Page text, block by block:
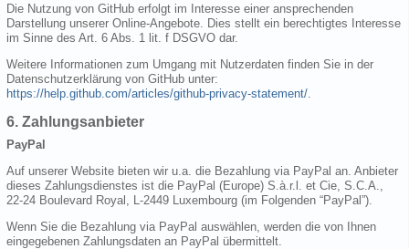
Die Nutzung von GitHub erfolgt im Interesse einer ansprechenden
Darstellung unserer Online-Angebote. Dies stellt ein berechtigtes Interesse
im Sinne des Art. 6 Abs. 1 lit. f DSGVO dar.
Weitere Informationen zum Umgang mit Nutzerdaten finden Sie in der
Datenschutzerklärung von GitHub unter:
https://help.github.com/articles/github-privacy-statement/
6. Zahlungsanbieter
PayPal
Auf unserer Website bieten wir u.a. die Bezahlung via PayPal an. Anbieter
dieses Zahlungsdienstes ist die PayPal (Europe) S.à.r.l. et Cie, S.C.A.,
22-24 Boulevard Royal, L-2449 Luxembourg (im Folgenden “PayPal”).
Wenn Sie die Bezahlung via PayPal auswählen, werden die von Ihnen
eingegebenen Zahlungsdaten an PayPal übermittelt.